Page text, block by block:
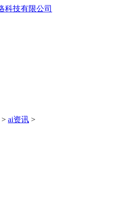
> ai资讯 >